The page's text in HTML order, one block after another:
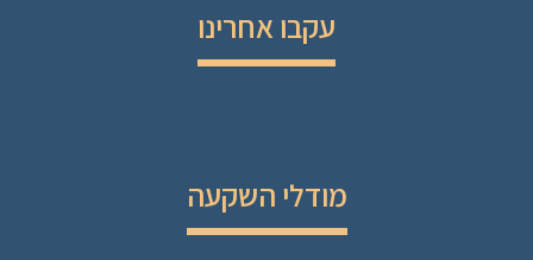
עקבו אחרינו
מודלי השקעה